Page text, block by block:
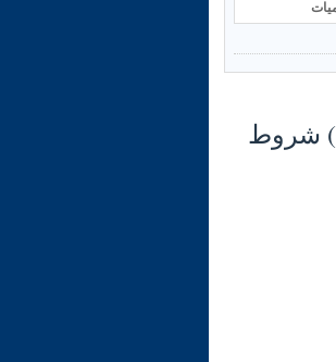
شرح الوجيز في فقه السنّة والكتاب العزيز (129) كتاب الزّكاة (6) شروط